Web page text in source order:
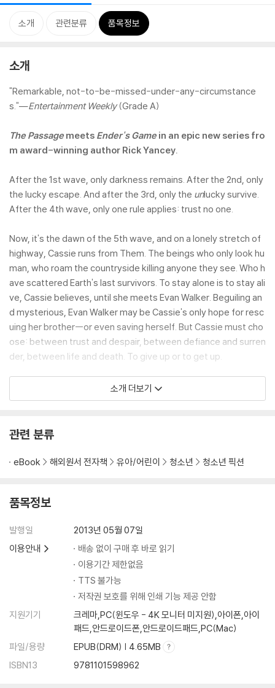
소개 관련분류 품목정보
소개
"Remarkable, not-to-be-missed-under-any-circumstance
s."—Entertainment Weekly(Grade A)
The Passage meets Ender's Game in an epic new series fro
m award-winning author Rick Yancey.
After the 1st wave, only darkness remains. After the 2nd, only
the lucky escape. And after the 3rd, only the unlucky survive.
After the 4th wave, only one rule applies: trust no one.
Now, it's the dawn of the 5th wave, and on a lonely stretch of
highway, Cassie runs from Them. The beings who only look hu
man, who roam the countryside killing anyone they see. Who h
ave scattered Earth's last survivors. To stay alone is to stay ali
ve, Cassie believes, until she meets Evan Walker. Beguiling an
d mysterious, Evan Walker may be Cassie's only hope for resc
uing her brother--or even saving herself. But Cassie must cho
ose: between trust and despair, between defiance and surren
der, between life and death. To give up or to get up.
"Wildly entertaining . . . I couldn't turn the pages fast enoug
h."—Justin Cronin,The New York Times Book Review
"A modern sci-fi masterpiece . . . should do for aliens what
소개 더보기
관련 분류
eBook 해외원서 전자책 유아/어린이 청소년 청소년 픽션
품목정보
발행일
2013년 05월 07일
이용안내
배송 없이 구매 후 바로 읽기
이용기간 제한없음
TTS 불가능
저작권 보호를 위해 인쇄 기능 제공 안함
지원기기
크레마,PC(윈도우 - 4K 모니터 미지원),아이폰,아이
패드,안드로이드폰,안드로이드패드,PC(Mac)
파일/용량
EPUB(DRM) | 4.65MB
ISBN13
9781101598962